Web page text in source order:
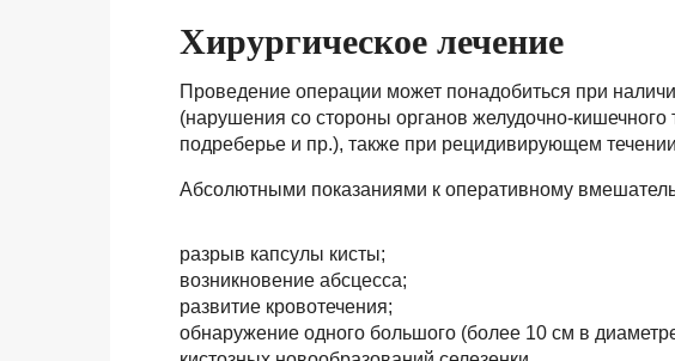
Хирургическое лечение
Проведение операции может понадобиться при
(нарушения со стороны органов желудочно-кишечного
подреберье и пр.), также при рецидивирующем
Абсолютными показаниями к оперативному
разрыв капсулы кисты;
возникновение абсцесса;
развитие кровотечения;
обнаружение одного большого (более 10 см в